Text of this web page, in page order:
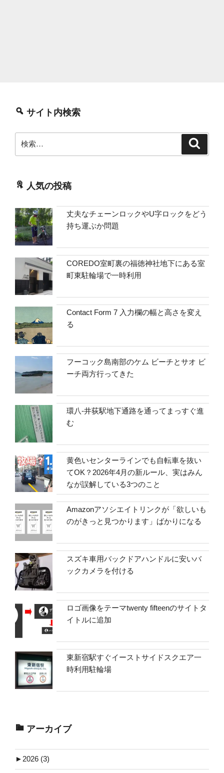
サイト内検索
索:
人気の投稿
丈夫なチェーンロックやU字ロックをどう
持ち運ぶか問題
COREDO室町裏の福徳神社地下にある室
町東駐輪場で一時利用
Contact Form 7 入力欄の幅と高さを変え
る
フーコック島南部のケム ビーチとサオ ビ
ーチ両方行ってきた
環八-井荻駅地下通路を通ってまっすぐ進
む
黄色いセンターラインでも自転車を抜い
てOK？2026年4月の新ルール、実はみん
なが誤解している3つのこと
Amazonアソシエイトリンクが「欲しいも
のがきっと見つかります」ばかりになる
スズキ車用バックドアハンドルに安いバ
ックカメラを付ける
ロゴ画像をテーマtwenty fifteenのサイトタ
イトルに追加
東新宿駅すぐイーストサイドスクエア一
時利用駐輪場
アーカイブ
► 2026 (3)